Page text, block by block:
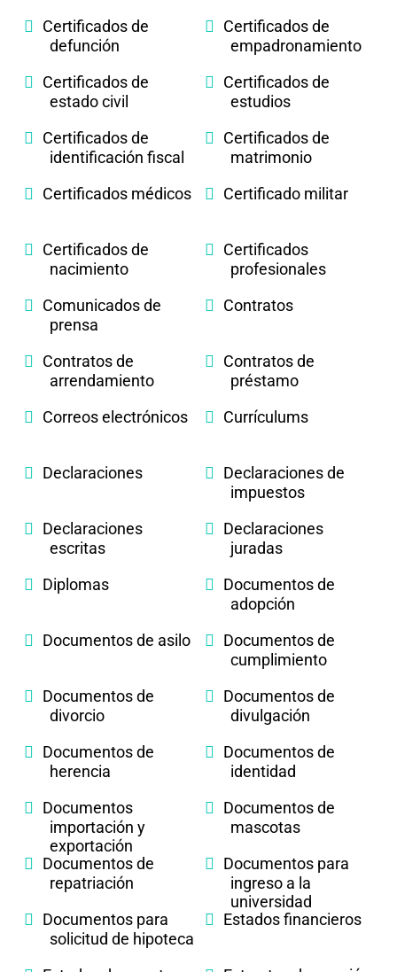
Certificados de
defunción
Certificados de
empadronamiento
Certificados de
estado civil
Certificados de
estudios
Certificados de
identificación fiscal
Certificados de
matrimonio
Certificados médicos
Certificado militar
Certificados de
nacimiento
Certificados
profesionales
Comunicados de
prensa
Contratos
Contratos de
arrendamiento
Contratos de
préstamo
Correos electrónicos
Currículums
Declaraciones
Declaraciones de
impuestos
Declaraciones
escritas
Declaraciones
juradas
Diplomas
Documentos de
adopción
Documentos de asilo
Documentos de
cumplimiento
Documentos de
divorcio
Documentos de
divulgación
Documentos de
herencia
Documentos de
identidad
Documentos
importación y
exportación
Documentos de
mascotas
Documentos de
repatriación
Documentos para
ingreso a la
universidad
Documentos para
solicitud de hipoteca
Estados financieros